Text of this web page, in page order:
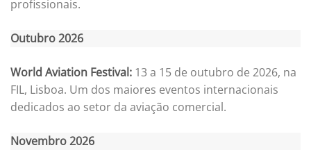
profissionais.
Outubro 2026
World Aviation Festival: 13 a 15 de outubro de 2026, na
FIL, Lisboa. Um dos maiores eventos internacionais
dedicados ao setor da aviação comercial.
Novembro 2026